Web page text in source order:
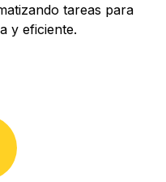
tareas para
y eficiente.